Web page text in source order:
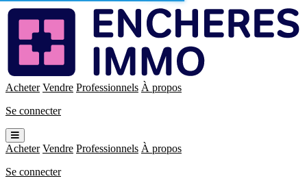
Enchères
Immo
Acheter Vendre Professionnels À propos
Se connecter
Ouvrir
le
menu
Acheter Vendre Professionnels À propos
Se connecter